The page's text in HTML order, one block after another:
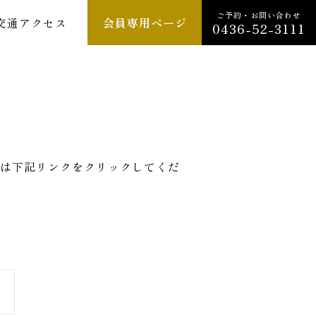
通アクセス 会員専用ページ ご予約・お問い合わせ
0436-52-3111
下記リンクをクリックしてくだ